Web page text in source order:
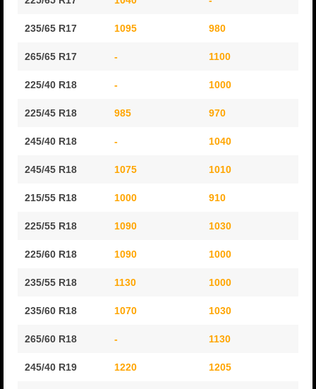
235/65 R17 1095 980
265/65 R17 - 1100
225/40 R18 - 1000
225/45 R18 985 970
245/40 R18 - 1040
245/45 R18 1075 1010
215/55 R18 1000 910
225/55 R18 1090 1030
225/60 R18 1090 1000
235/55 R18 1130 1000
235/60 R18 1070 1030
265/60 R18 - 1130
245/40 R19 1220 1205